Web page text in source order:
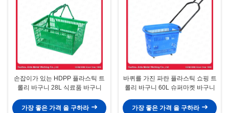
손잡이가 있는 HDPP 플라스틱 트
롤리 바구니 28L 식료품 바구니
가장 좋은 가격 을 구하라
바퀴를 가진 파란 플라스틱 쇼핑 트
롤리 바구니 60L 슈퍼마켓 바구니
가장 좋은 가격 을 구하라